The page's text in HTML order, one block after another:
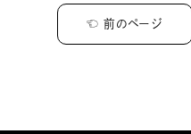
☜ 前のページ